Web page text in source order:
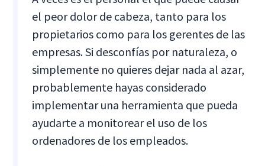
el peor dolor de cabeza, tanto para los
propietarios como para los gerentes de las
empresas. Si desconfías por naturaleza, o
simplemente no quieres dejar nada al azar,
probablemente hayas considerado
implementar una herramienta que pueda
ayudarte a monitorear el uso de los
ordenadores de los empleados.